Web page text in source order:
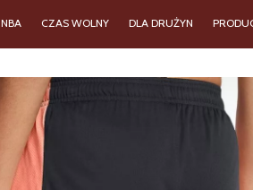
NBA CZAS WOLNY DLA DRUŻYN